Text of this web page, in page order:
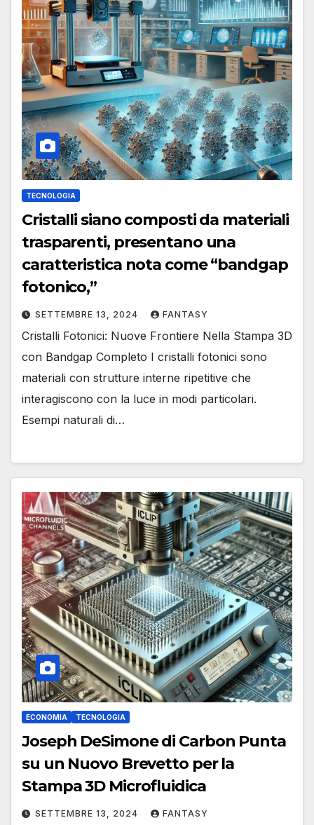
TECNOLOGIA
Cristalli siano composti da materiali
trasparenti, presentano una
caratteristica nota come “bandgap
fotonico,”
SETTEMBRE 13, 2024 FANTASY
Cristalli Fotonici: Nuove Frontiere Nella Stampa 3D
con Bandgap Completo I cristalli fotonici sono
materiali con strutture interne ripetitive che
interagiscono con la luce in modi particolari.
Esempi naturali di…
ECONOMIA TECNOLOGIA
Joseph DeSimone di Carbon Punta
su un Nuovo Brevetto per la
Stampa 3D Microfluidica
SETTEMBRE 13, 2024 FANTASY